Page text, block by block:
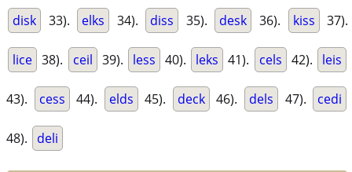
disk 33). elks 34). diss 35). desk 36). kiss 37).
lice 38). ceil 39). less 40). leks 41). cels 42). leis
43). cess 44). elds 45). deck 46). dels 47). cedi
48). deli